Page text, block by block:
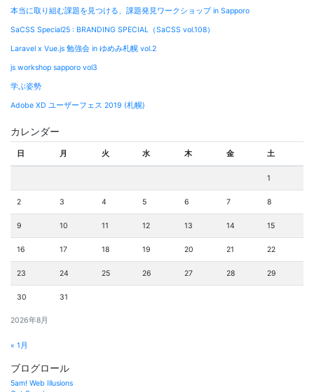
本当に取り組む課題を見つける、課題発見ワークショップ in Sapporo
SaCSS Special25 : BRANDING SPECIAL（SaCSS vol.108）
Laravel x Vue.js 勉強会 in ゆめみ札幌 vol.2
js workshop sapporo vol3
学ぶ姿勢
Adobe XD ユーザーフェス 2019 (札幌)
カレンダー
2026年8月
日 月 火 水 木 金 土
1
2 3 4 5 6 7 8
9 10 11 12 13 14 15
16 17 18 19 20 21 22
23 24 25 26 27 28 29
30 31
« 1月
ブログロール
5am! Web Illusions